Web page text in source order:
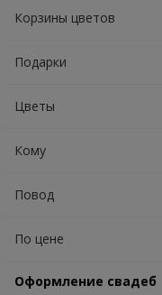
Корзины цветов
Подарки
Цветы
Кому
Повод
По цене
Оформление свадеб